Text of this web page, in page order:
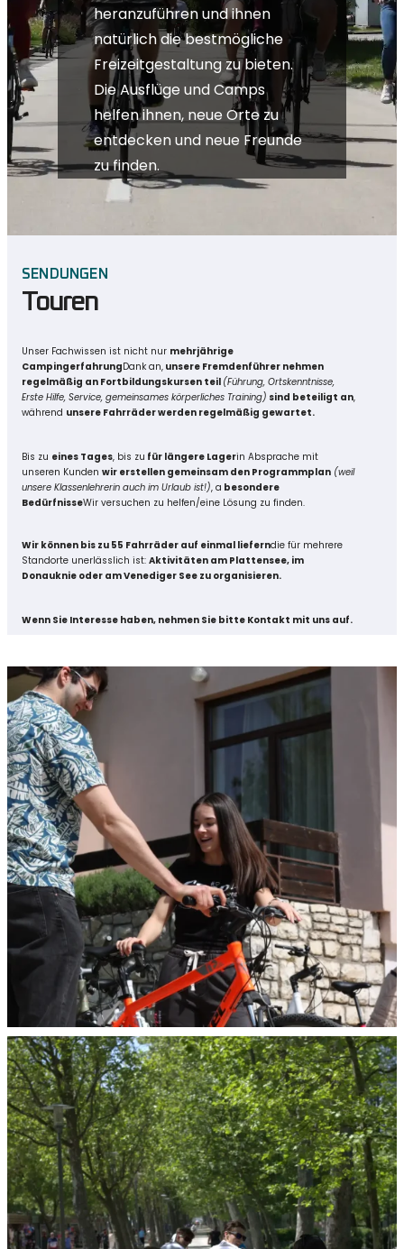
heranzuführen und ihnen
natürlich die bestmögliche
Freizeitgestaltung zu bieten.
Die Ausflüge und Camps
helfen ihnen, neue Orte zu
entdecken und neue Freunde
zu finden.
SENDUNGEN
Touren
Unser Fachwissen ist nicht nur mehrjährige
CampingerfahrungDank an, unsere Fremdenführer nehmen
regelmäßig an Fortbildungskursen teil (Führung, Ortskenntnisse,
Erste Hilfe, Service, gemeinsames körperliches Training) sind beteiligt an,
während unsere Fahrräder werden regelmäßig gewartet.
Bis zu eines Tages, bis zu für längere Lagerin Absprache mit
unseren Kunden wir erstellen gemeinsam den Programmplan (weil
unsere Klassenlehrerin auch im Urlaub ist!), a besondere
BedürfnisseWir versuchen zu helfen/eine Lösung zu finden.
Wir können bis zu 55 Fahrräder auf einmal lieferndie für mehrere
Standorte unerlässlich ist: Aktivitäten am Plattensee, im
Donauknie oder am Venediger See zu organisieren.
Wenn Sie Interesse haben, nehmen Sie bitte Kontakt mit uns auf.
Stöbern Sie in unseren Tourenangeboten und
kontaktieren Sie das Csöpi Cycling Centre
direktper E-Mail
Kontakt